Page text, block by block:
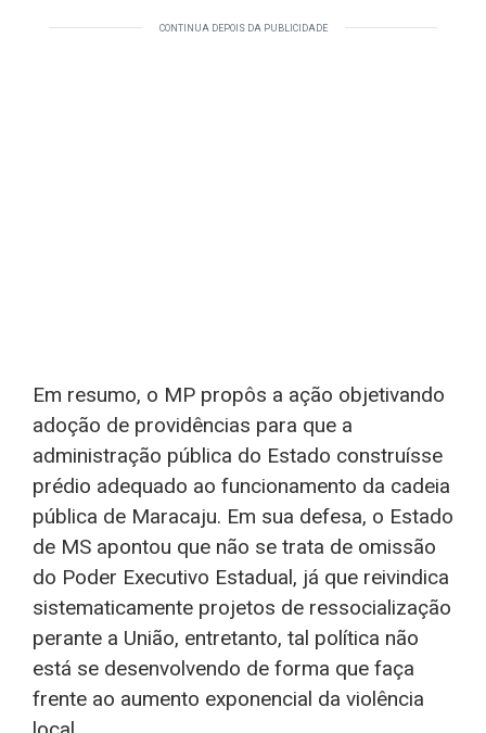
CONTINUA DEPOIS DA PUBLICIDADE
Em resumo, o MP propôs a ação objetivando
adoção de providências para que a
administração pública do Estado construísse
prédio adequado ao funcionamento da cadeia
pública de Maracaju. Em sua defesa, o Estado
de MS apontou que não se trata de omissão
do Poder Executivo Estadual, já que reivindica
sistematicamente projetos de ressocialização
perante a União, entretanto, tal política não
está se desenvolvendo de forma que faça
frente ao aumento exponencial da violência